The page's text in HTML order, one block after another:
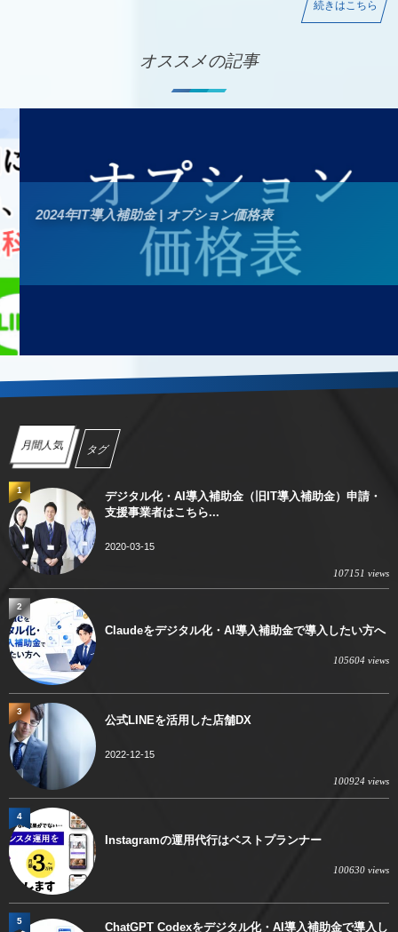
続きはこちら
オススメの記事
2024年IT導入補助金 | オプション価格表
デジタル化・AI導入補助金（旧IT導入補助金）の価格 2022-05-12
月間人気 タグ
デジタル化・AI導入補助金（旧IT導入補助金）申請・
支援事業者はこちら...
2020-03-15
107151 views
1
Claudeをデジタル化・AI導入補助金で導入したい方へ
105604 views
2
公式LINEを活用した店舗DX
2022-12-15
100924 views
3
Instagramの運用代行はベストプランナー
100630 views
4
ChatGPT Codexをデジタル化・AI導入補助金で導入し
5